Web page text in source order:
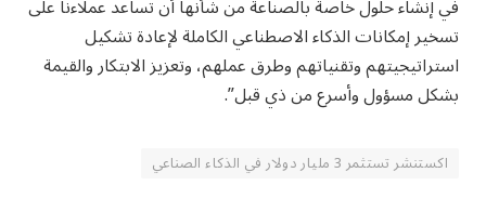
في إنشاء حلول خاصة بالصناعة من شأنها أن تساعد عملاءنا على
تسخير إمكانات الذكاء الاصطناعي الكاملة لإعادة تشكيل
استراتيجيتهم وتقنياتهم وطرق عملهم، وتعزيز الابتكار والقيمة
بشكل مسؤول وأسرع من ذي قبل”.
اكستنشر تستثمر 3 مليار دولار في الذكاء الصناعي